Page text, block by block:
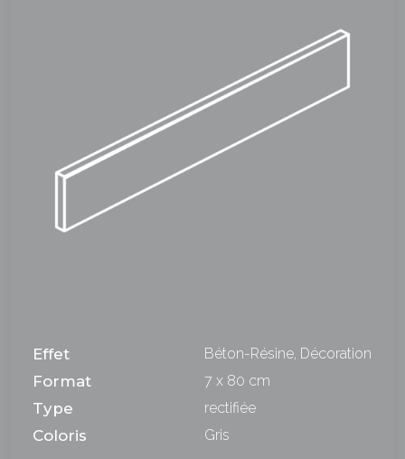
Effet Béton-Résine, Décoration
Format 7 x 80 cm
Type rectifiée
Coloris Gris